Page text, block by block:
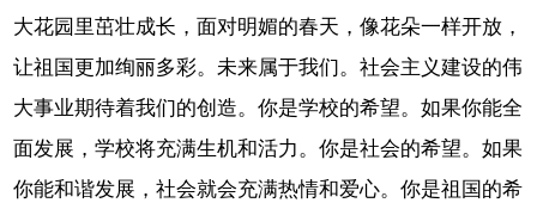
大花园里茁壮成长，面对明媚的春天，像花朵一样开放，
让祖国更加绚丽多彩。未来属于我们。社会主义建设的伟
大事业期待着我们的创造。你是学校的希望。如果你能全
面发展，学校将充满生机和活力。你是社会的希望。如果
你能和谐发展，社会就会充满热情和爱心。你是祖国的希